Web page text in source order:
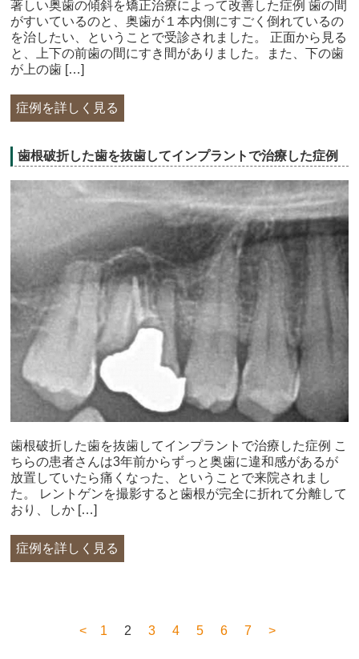
著しい奥歯の傾斜を矯正治療によって改善した症例 歯の間
がすいているのと、奥歯が１本内側にすごく倒れているの
を治したい、ということで受診されました。 正面から見る
と、上下の前歯の間にすき間がありました。また、下の歯
が上の歯 […]
症例を詳しく見る
歯根破折した歯を抜歯してインプラントで治療した症例
歯根破折した歯を抜歯してインプラントで治療した症例 こ
ちらの患者さんは3年前からずっと奥歯に違和感があるが
放置していたら痛くなった、ということで来院されまし
た。 レントゲンを撮影すると歯根が完全に折れて分離して
おり、しか […]
症例を詳しく見る
< 1 2 3 4 5 6 7 >